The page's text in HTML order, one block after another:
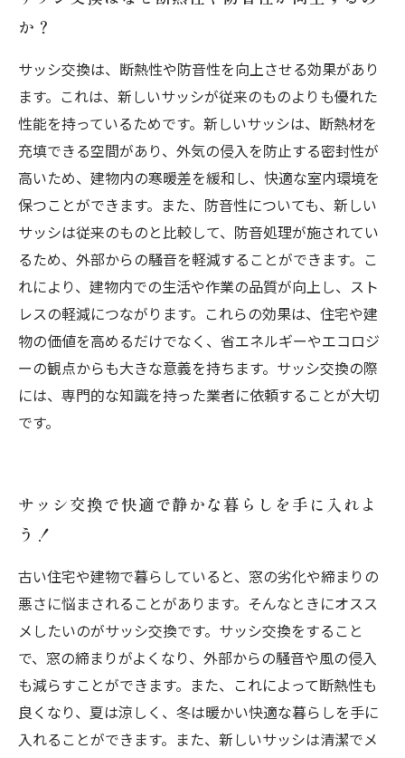
か？
サッシ交換は、断熱性や防音性を向上させる効果があり
ます。これは、新しいサッシが従来のものよりも優れた
性能を持っているためです。新しいサッシは、断熱材を
充填できる空間があり、外気の侵入を防止する密封性が
高いため、建物内の寒暖差を緩和し、快適な室内環境を
保つことができます。また、防音性についても、新しい
サッシは従来のものと比較して、防音処理が施されてい
るため、外部からの騒音を軽減することができます。こ
れにより、建物内での生活や作業の品質が向上し、スト
レスの軽減につながります。これらの効果は、住宅や建
物の価値を高めるだけでなく、省エネルギーやエコロジ
ーの観点からも大きな意義を持ちます。サッシ交換の際
には、専門的な知識を持った業者に依頼することが大切
です。
サッシ交換で快適で静かな暮らしを手に入れよ
う！
古い住宅や建物で暮らしていると、窓の劣化や締まりの
悪さに悩まされることがあります。そんなときにオスス
メしたいのがサッシ交換です。サッシ交換をすること
で、窓の締まりがよくなり、外部からの騒音や風の侵入
も減らすことができます。また、これによって断熱性も
良くなり、夏は涼しく、冬は暖かい快適な暮らしを手に
入れることができます。また、新しいサッシは清潔でメ